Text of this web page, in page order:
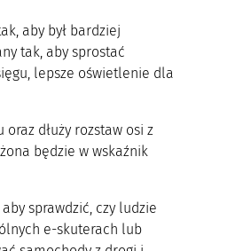
aby był bardziej
tak, aby sprostać
lepsze oświetlenie dla
dłuży rozstaw osi z
będzie w wskaźnik
sprawdzić, czy ludzie
e-skuterach lub